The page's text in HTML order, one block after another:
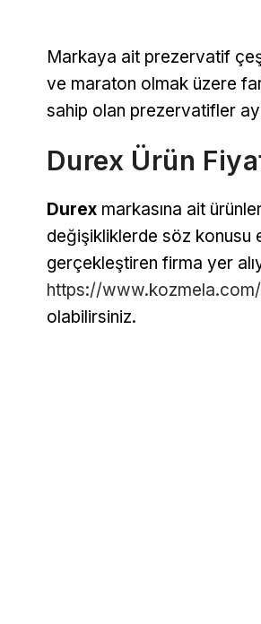
Markaya ait prezervatif
ve maraton olmak üzere
sahip olan prezervatifler
Durex Ürün
Durex markasına ait
değişikliklerde söz konusu
gerçekleştiren firma yer
https://
olabilirsiniz.